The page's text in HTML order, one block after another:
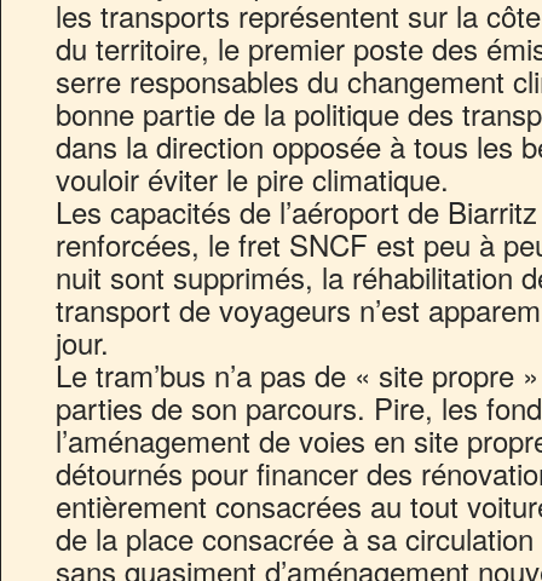
les transports représentent sur la
du territoire, le premier poste des
serre responsables du changement
bonne partie de la politique des
dans la direction opposée à tous les
vouloir éviter le pire climatique.
Les capacités de l’aéroport de
renforcées, le fret SNCF est peu à
nuit sont supprimés, la réhabilitation
transport de voyageurs n’est
jour.
Le tram’bus n’a pas de « site propre
parties de son parcours. Pire, les
l’aménagement de voies en site
détournés pour financer des
entièrement consacrées au tout
de la place consacrée à sa
sans quasiment d’aménagement